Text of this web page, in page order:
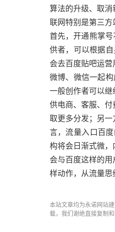
算法的升级、取
联网特别是第三方
首先，开通熊掌
供者，可以根据
会去百度贴吧运
微博、微信一起
一般创作者可以
供电商、客服、
取更多分发；另
言，流量入口百
构将会日渐式微
会与百度这样的
样动作，从流量思
本站文章均为永诺网站
载，我们谢绝直接复制